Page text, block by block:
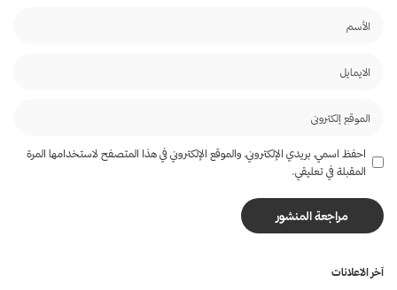
احفظ اسمي، بريدي الإلكتروني، والموقع الإلكتروني في هذا المتصفح لاستخدامها المرة
المقبلة في تعليقي.
آخر الاعلانات